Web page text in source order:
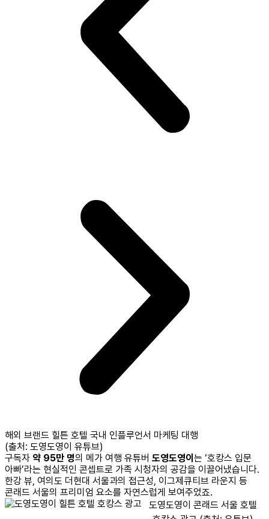
해외 브랜드 힐튼 호텔 국내 인플루언서 마케팅 대행
(출처: 도영도영이 유튜브)
구독자 약 95만 명의 메가 여행 유튜버 도영도영이 는 ‘호캉스 입문
아빠’라는 현실적인 콘셉트로 가족 시청자의 공감을 이끌어냈습니다.
한강 뷰, 여의도 더현대 서울과의 접근성, 이그제큐티브 라운지 등
콘래드 서울의 프리미엄 요소를 자연스럽게 보여주었죠.
도영도영이 콘래드 서울 호텔